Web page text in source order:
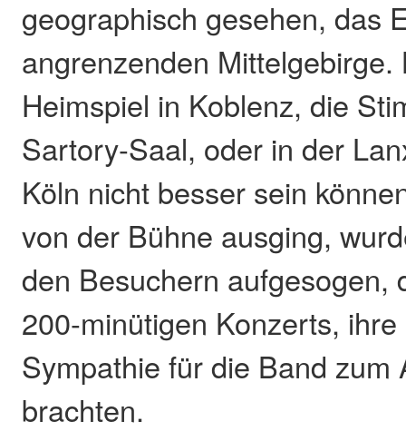
geographisch gesehen, das
angrenzenden
Heimspiel in Koblenz, die
Sartory-Saal, oder in der
Köln nicht besser sein
von der Bühne ausging,
den Besuchern aufgesogen,
200-minütigen Konzerts,
Sympathie für die Band zum
brachten.